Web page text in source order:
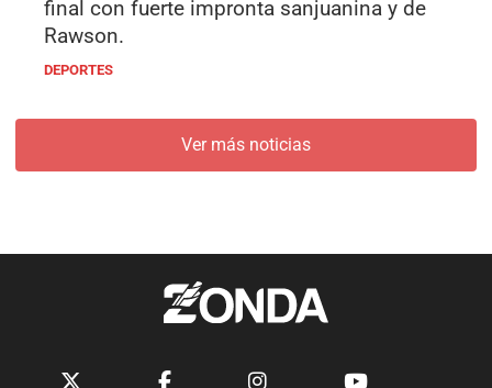
final con fuerte impronta sanjuanina y de
Rawson.
DEPORTES
Ver más noticias